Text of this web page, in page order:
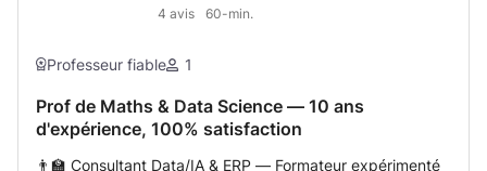
4 avis 60-min.
Professeur fiable 1
Prof de Maths & Data Science — 10 ans
d'expérience, 100% satisfaction
👨‍🏫 Consultant Data/IA & ERP — Formateur expérimenté